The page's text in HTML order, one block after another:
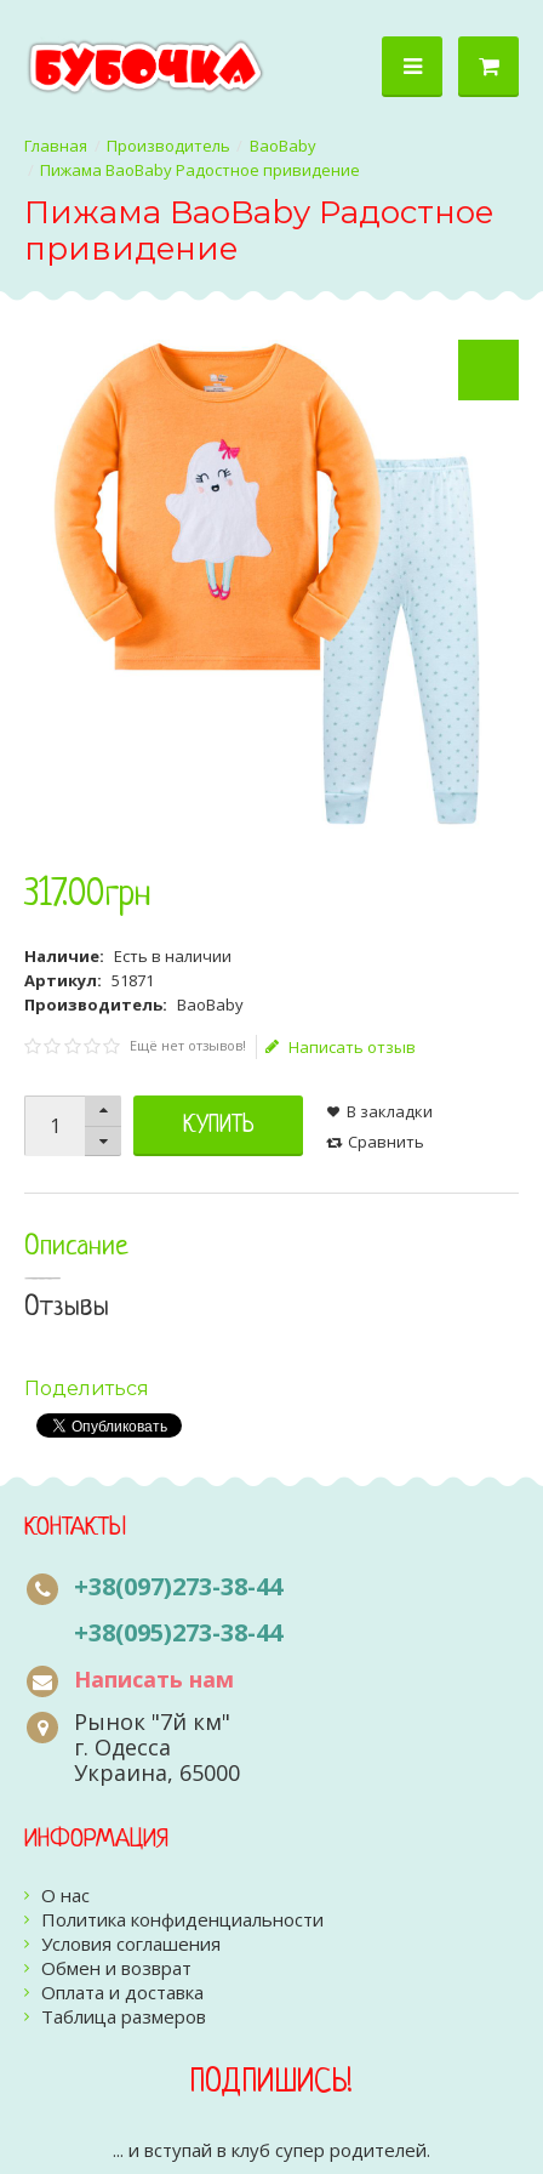
Производитель
BaoBaby
Пижама BaoBaby Радостное привидение
Пижама BaoBaby Радостное
привидение
317.00грн
Наличие: Есть в наличии
Артикул: 51871
Производитель: BaoBaby
Ещё нет отзывов! Написать отзыв
КУПИТЬ
В закладки
Сравнить
Описание
Отзывы
Поделиться
КОНТАКТЫ
+38(097)273-38-44
+38(095)273-38-44
Написать нам
Рынок "7й км"
г. Одесса
Украина, 65000
ИНФОРМАЦИЯ
О нас
Политика конфиденциальности
Условия соглашения
Обмен и возврат
Оплата и доставка
Таблица размеров
ПОДПИШИСЬ!
... и вступай в клуб супер родителей.